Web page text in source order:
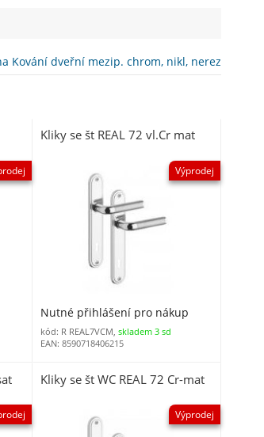
Kování dveřní mezip. chrom, nikl, nerez
Kliky se št REAL 72 vl.Cr mat
Výprodej
Nutné přihlášení pro nákup
kód: R REAL7VCM,skladem 3 sd
EAN: 8590718406215
Kliky se št WC REAL 72 Cr-mat
Výprodej